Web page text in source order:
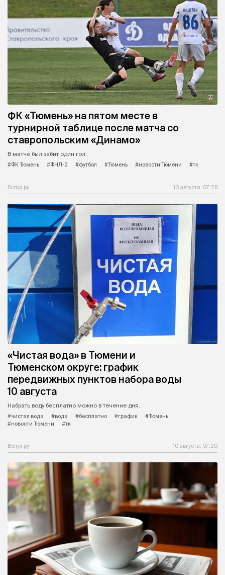
ФК «Тюмень» на пятом месте в
турнирной таблице после матча со
ставропольским «Динамо»
В матче был забит один гол.
#ФК Тюмень
#ФНЛ-2 #футбол #Тюмень #новости Тюмени #тк
Вслух.ру 10 августа, 07:28
«Чистая вода» в Тюмени и
Тюменском округе: график
передвижных пунктов набора воды
10 августа
Набрать воду бесплатно можно в течение дня.
#чистая вода
#вода #бесплатно #график
#Тюмень
#новости Тюмени
#тк
Вслух.ру 10 августа, 07:20